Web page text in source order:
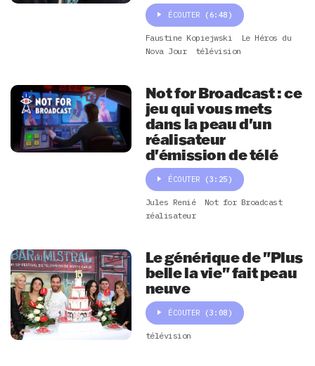
ÉCOUTER (6:48)
Faustine Kopiejwski
Le Héros du
Nova Jour
télévision
Not for Broadcast : ce
jeu qui vous mets
dans la peau d'un
réalisateur
d'émission de télé
ÉCOUTER (3:25)
Jules Renié
Not for Broadcast
réalisateur
Le générique de "Plus
belle la vie" fait peau
neuve
ÉCOUTER (3:08)
télévision